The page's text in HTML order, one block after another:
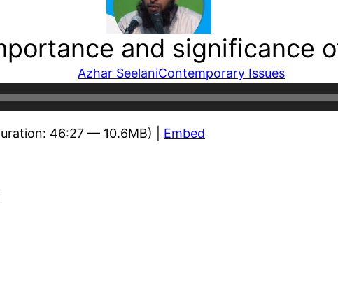
and significance
Azhar SeelaniContemporary Issues
46:27 — 10.6MB) | Embed